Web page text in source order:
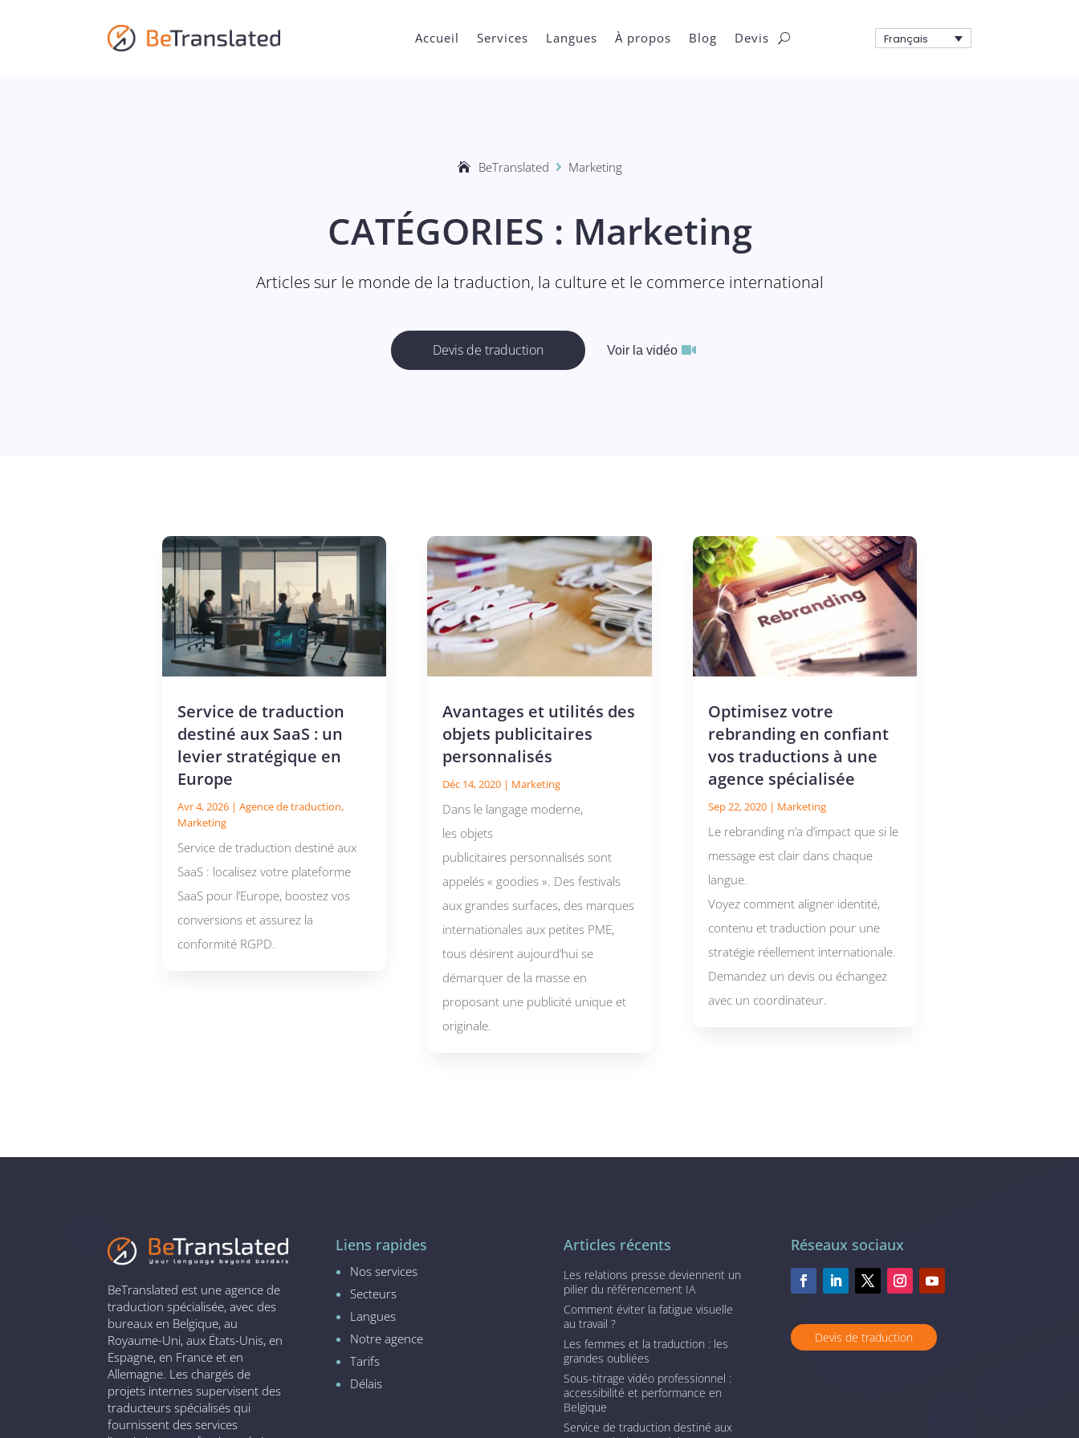
Accueil Services Langues À propos Blog Devis Français
BeTranslated  Marketing
CATÉGORIES : Marketing
Articles sur le monde de la traduction, la culture et le commerce international
Devis de traduction Voir la vidéo
Service de traduction
destiné aux SaaS : un
levier stratégique en
Europe
Avr 4, 2026| Agence de traduction,
Marketing
Service de traduction destiné aux
SaaS : localisez votre plateforme
SaaS pour l’Europe, boostez vos
conversions et assurez la
conformité RGPD.
Avantages et utilités des
objets publicitaires
personnalisés
Déc 14, 2020 | Marketing
Dans le langage moderne,
les objets
publicitaires personnalisés sont
appelés « goodies ». Des festivals
aux grandes surfaces, des marques
internationales aux petites PME,
tous désirent aujourd’hui se
démarquer de la masse en
proposant une publicité unique et
originale.
Optimisez votre
rebranding en confiant
vos traductions à une
agence spécialisée
Sep 22, 2020 | Marketing
Le rebranding n’a d’impact que si le
message est clair dans chaque
langue.
Voyez comment aligner identité,
contenu et traduction pour une
stratégie réellement internationale.
Demandez un devis ou échangez
avec un coordinateur.
BeTranslated est une agence de
traduction spécialisée, avec des
bureaux en Belgique, au
Royaume-Uni, aux États-Unis, en
Espagne, en France et en
Allemagne. Les chargés de
projets internes supervisent des
traducteurs spécialisés qui
fournissent des services
Liens rapides
Nos services
Secteurs
Langues
Notre agence
Tarifs
Délais
Articles récents
Les relations presse deviennent un
pilier du référencement IA
Comment éviter la fatigue visuelle
au travail ?
Les femmes et la traduction : les
grandes oubliées
Sous-titrage vidéo professionnel :
accessibilité et performance en
Belgique
Service de traduction destiné aux
Réseaux sociaux
Devis de traduction